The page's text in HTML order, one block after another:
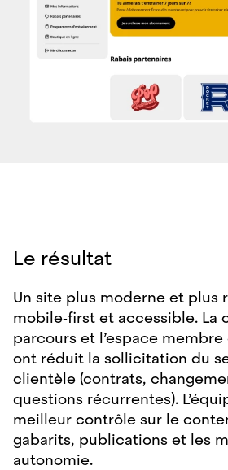
Le résultat
Un site plus moderne et plus
mobile‑first et accessible. La
parcours et l’espace
ont réduit la sollicitation du
clientèle (contrats,
questions récurrentes).
meilleur contrôle sur le
gabarits, publications et les
autonomie.